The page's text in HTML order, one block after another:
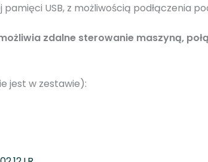
USB, z możliwością podłączenia
zdalne sterowanie maszyną,
jest w zestawie):